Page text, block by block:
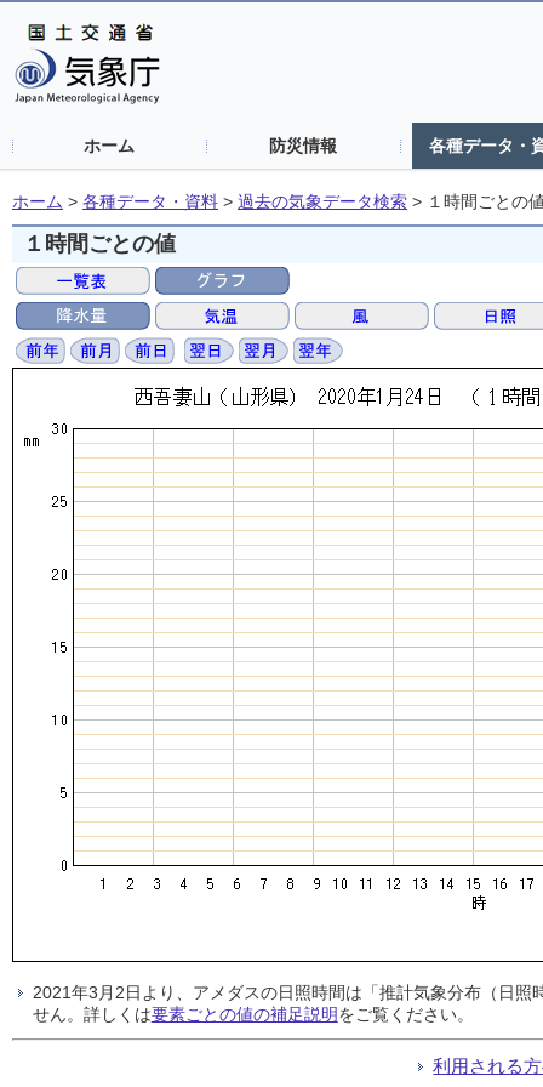
ホーム 防災情報 各種データ・
ホーム > 各種データ・資料 > 過去の気象データ検索 > １時間ごとの
１時間ごとの値
2021年3月2日より、アメダスの日照時間は「推計気象分布（日
せん。詳しくは要素ごとの値の補足説明をご覧ください。
利用される